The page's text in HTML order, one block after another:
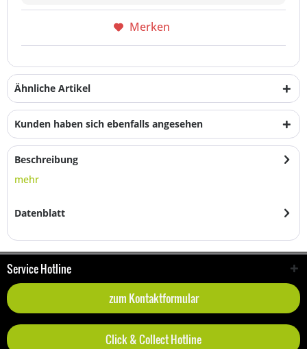
Merken
Ähnliche Artikel
Kunden haben sich ebenfalls angesehen
Beschreibung
mehr
Datenblatt
Service Hotline
zum Kontaktformular
Click & Collect Hotline